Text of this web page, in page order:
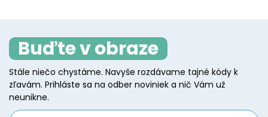
may
be
chosen
on
the
Buďte v obraze
Stále niečo chystáme. Navyše rozdávame tajné kódy k
zľavám. Prihláste sa na odber noviniek a nič Vám už
neunikne.